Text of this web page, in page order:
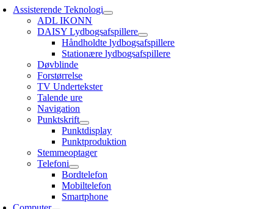
Assisterende Teknologi
ADL IKONN
DAISY Lydbogsafspillere
Håndholdte lydbogsafspillere
Stationære lydbogsafspillere
Døvblinde
Forstørrelse
TV Undertekster
Talende ure
Navigation
Punktskrift
Punktdisplay
Punktproduktion
Stemmeoptager
Telefoni
Bordtelefon
Mobiltelefon
Smartphone